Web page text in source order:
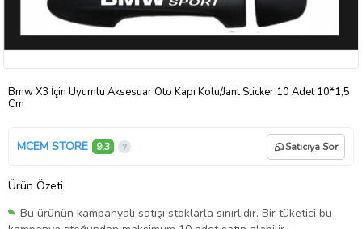
Bmw X3 İçin Uyumlu Aksesuar Oto Kapı Kolu/Jant Sticker 10 Adet 10*1,5
Cm
MCEM STORE 9,3 Satıcıya Sor
Ürün Özeti
Bu ürünün kampanyalı satışı stoklarla sınırlıdır. Bir tüketici bu